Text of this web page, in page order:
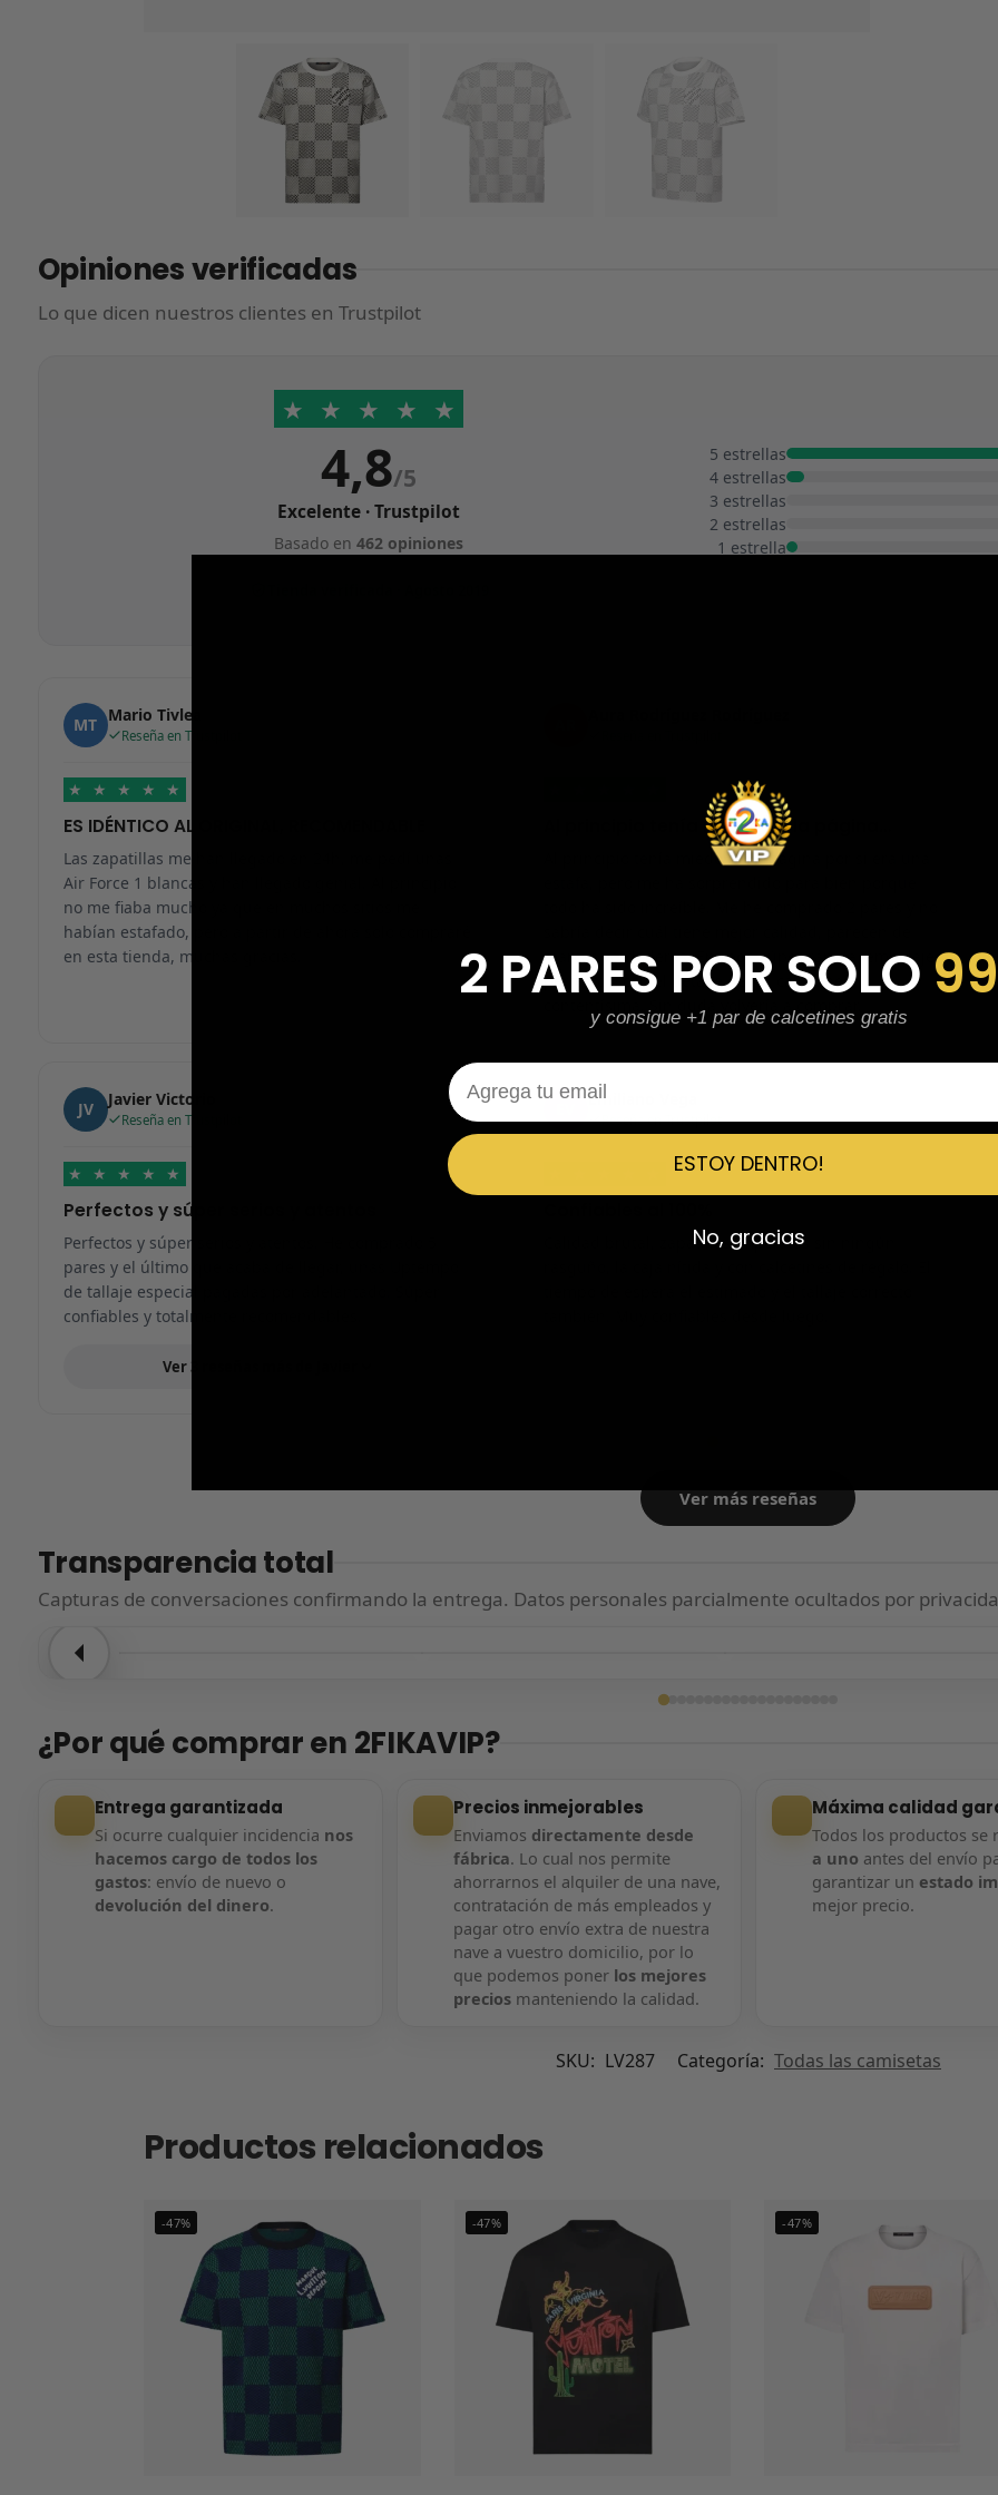
Opiniones verificadas
Lo que dicen nuestros clientes en Trustpilot
★ ★ ★ ★ ★
4,8/5
Excelente · Trustpilot
Basado en462 opiniones
5 estrellas
4 estrellas
3 estrellas
2 estrellas
1 estrella
MT Mario Tivlea
Reseña en Trustpilot
★ ★ ★ ★ ★
ES IDÉNTICO AL ORIGINAL, RECOMENDABLE
Las zapatillas me han llegado en 24h, me pedí unas
Air Force 1 blancas y han llegado genial. Al principio
no me fiaba mucho ya que en muchos sitios me
habían estafado, pero a partir de ahora solo compraré
en esta tienda, muchas gracias.
Al principio tenía miedo de la página…
Al principio tenía miedo de la página por si era una
marcas verdaderas. Entrega súper rápida, embalaje
perfecto y con el detalle de los calcetines
JV Javier Victorio
Reseña en Trustpilot
★ ★ ★ ★ ★
Perfectos y súper serios y atentos
Perfectos y súper serios y atentos. He comprado 5
pares y el último que acaba de llegar, unas Uptempo
de tallaje especial pagadas por adelantado. Súper
confiables y totalmente recomendables.
Ver 3 reseñas más de Javier
Emiliano Vega
Reseña en Trustpilot
Calidad brutal, zapatillas impolutas sin ningún
Ver más reseñas
Transparencia total
Capturas de conversaciones confirmando la entrega. Datos personales parcialmente ocultados por
¿Por qué comprar en 2FIKAVIP?
Entrega garantizada
Si ocurre cualquier incidencia nos
hacemos cargo de todos los
gastos: envío de nuevo o
devolución del dinero.
Precios inmejorables
Enviamos directamente desde
fábrica. Lo cual nos permite
ahorrarnos el alquiler de una nave,
contratación de más empleados y
pagar otro envío extra de nuestra
nave a vuestro domicilio, por lo
que podemos poner los mejores
preciosmanteniendo la calidad.
Máxima calidad
Todos los productos se
a uno antes del envío
garantizar un estado
mejor precio.
SKU: LV287 Categoría: Todas las camisetas
Productos relacionados
-47% -47% -47%
2 PARES POR SOLO
y consigue +1 par de calcetines gratis
Email
ESTOY DENTRO!
No, gracias